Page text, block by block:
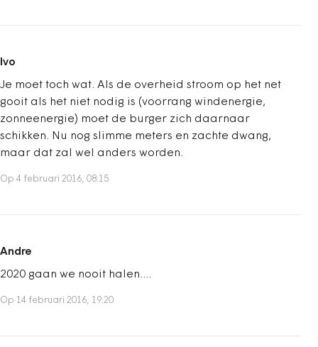
Ivo
Je moet toch wat. Als de overheid stroom op het net
gooit als het niet nodig is (voorrang windenergie,
zonneenergie) moet de burger zich daarnaar
schikken. Nu nog slimme meters en zachte dwang,
maar dat zal wel anders worden.
Op 4 februari 2016, 08:15
Andre
2020 gaan we nooit halen....
Op 14 februari 2016, 19:20